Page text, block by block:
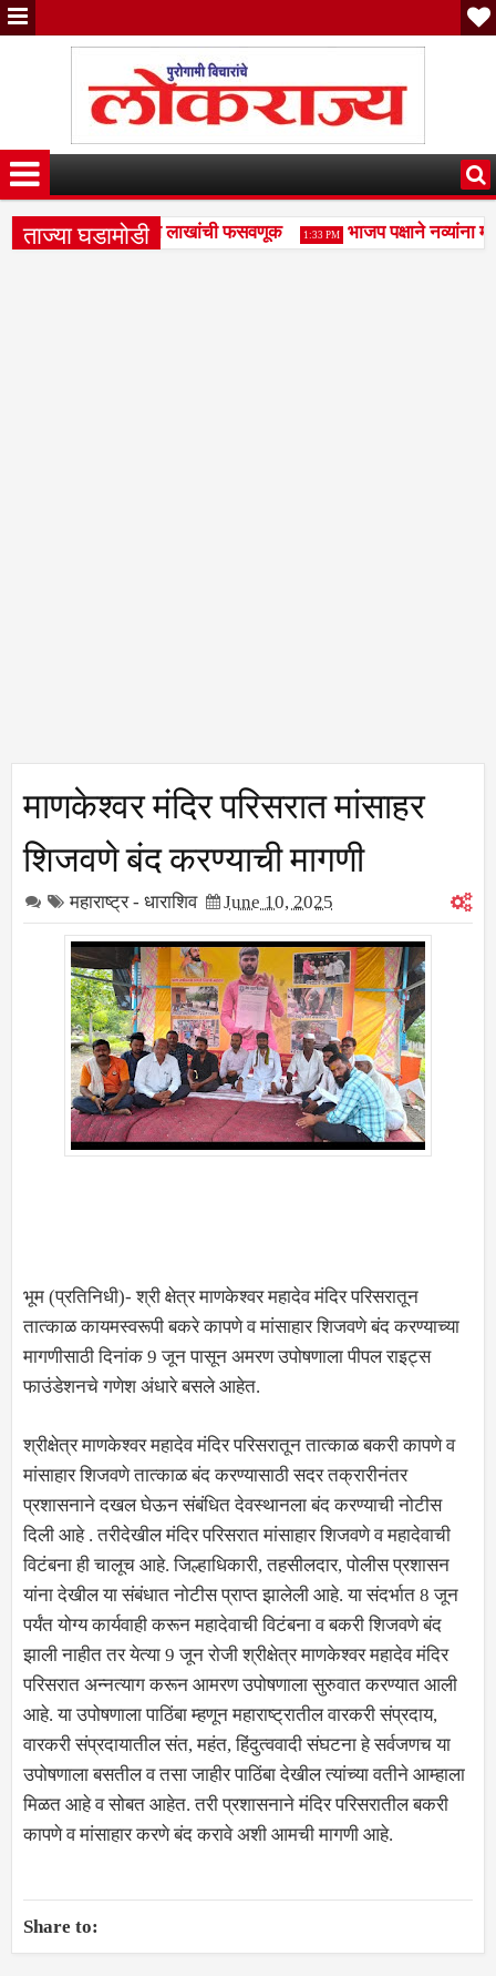
ताज्या घडामोडी
व्यवहारातून साडेदहा लाखांची फसवणूक 1:33 PM
भाजप पक्षाने नव्यांना
माणकेश्वर मंदिर परिसरात मांसाहर
शिजवणे बंद करण्याची मागणी
महाराष्ट्र - धाराशिव June 10, 2025
भूम (प्रतिनिधी)- श्री क्षेत्र माणकेश्वर महादेव मंदिर परिसरातून
तात्काळ कायमस्वरूपी बकरे कापणे व मांसाहार शिजवणे बंद करण्याच्या
मागणीसाठी दिनांक 9 जून पासून अमरण उपोषणाला पीपल राइट्स
फाउंडेशनचे गणेश अंधारे बसले आहेत.
श्रीक्षेत्र माणकेश्वर महादेव मंदिर परिसरातून तात्काळ बकरी कापणे व
मांसाहार शिजवणे तात्काळ बंद करण्यासाठी सदर तक्रारीनंतर
प्रशासनाने दखल घेऊन संबंधित देवस्थानला बंद करण्याची नोटीस
दिली आहे . तरीदेखील मंदिर परिसरात मांसाहार शिजवणे व महादेवाची
विटंबना ही चालूच आहे. जिल्हाधिकारी, तहसीलदार, पोलीस प्रशासन
यांना देखील या संबंधात नोटीस प्राप्त झालेली आहे. या संदर्भात 8 जून
पर्यंत योग्य कार्यवाही करून महादेवाची विटंबना व बकरी शिजवणे बंद
झाली नाहीत तर येत्या 9 जून रोजी श्रीक्षेत्र माणकेश्वर महादेव मंदिर
परिसरात अन्नत्याग करून आमरण उपोषणाला सुरुवात करण्यात आली
आहे. या उपोषणाला पाठिंबा म्हणून महाराष्ट्रातील वारकरी संप्रदाय,
वारकरी संप्रदायातील संत, महंत, हिंदुत्ववादी संघटना हे सर्वजणच या
उपोषणाला बसतील व तसा जाहीर पाठिंबा देखील त्यांच्या वतीने आम्हाला
मिळत आहे व सोबत आहेत. तरी प्रशासनाने मंदिर परिसरातील बकरी
कापणे व मांसाहार करणे बंद करावे अशी आमची मागणी आहे.
Share to: